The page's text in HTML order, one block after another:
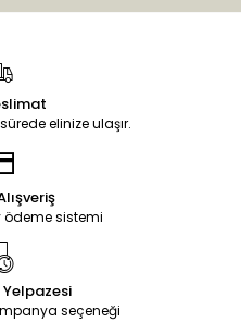
elinize ulaşır.
ödeme sistemi
Yelpazesi
seçeneği